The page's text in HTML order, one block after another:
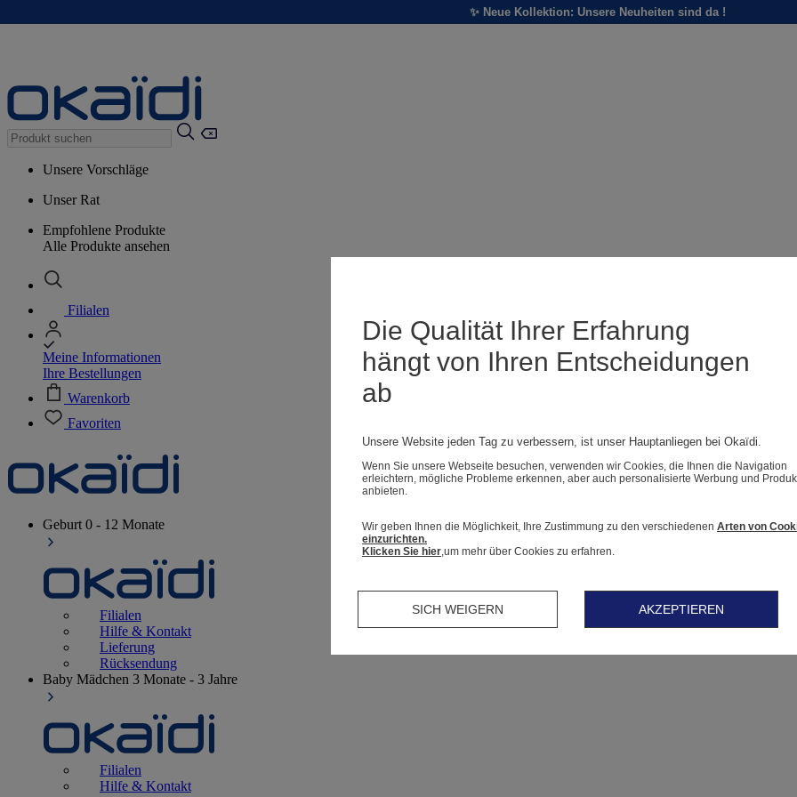
✨ Neue Kollektion: Unsere Neuheiten sind da !
Unsere Vorschläge
Unser Rat
Empfohlene Produkte
Alle Produkte ansehen
Filialen
Meine Informationen
Ihre Bestellungen
Warenkorb
Favoriten
Geburt 0 - 12 Monate
Filialen
Hilfe & Kontakt
Lieferung
Rücksendung
Baby Mädchen 3 Monate - 3 Jahre
Filialen
Hilfe & Kontakt
Die Qualität Ihrer Erfahrung
hängt von Ihren Entscheidungen
ab
Unsere Website jeden Tag zu verbessern, ist unser Hauptanliegen bei Okaïdi.
Wenn Sie unsere Webseite besuchen, verwenden wir Cookies, die Ihnen die Navigation
erleichtern, mögliche Probleme erkennen, aber auch personalisierte Werbung und
anbieten.
Wir geben Ihnen die Möglichkeit, Ihre Zustimmung zu den verschiedenen Arten von
einzurichten.
Klicken Sie hier ,um mehr über Cookies zu erfahren.
SICH WEIGERN AKZEPTIEREN